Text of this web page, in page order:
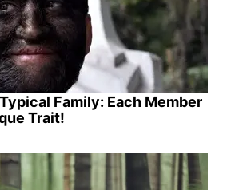
Family: Each Member
Trait!